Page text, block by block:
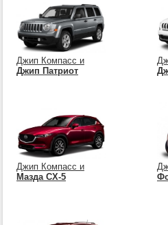
Джип Компасс и
Джип Патриот
Джип Компасс и
Мазда СХ-5